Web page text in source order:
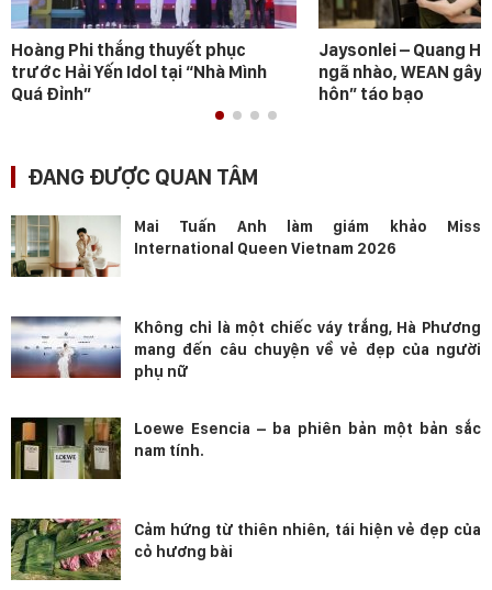
Hoàng Phi thắng thuyết phục
trước Hải Yến Idol tại “Nhà Mình
Quá Đỉnh”
Jaysonlei – Quang
ngã nhào, WEAN gây
hôn” táo bạo
ĐANG ĐƯỢC QUAN TÂM
Mai Tuấn Anh làm giám khảo Miss
International Queen Vietnam 2026
Không chỉ là một chiếc váy trắng, Hà Phương
mang đến câu chuyện về vẻ đẹp của người
phụ nữ
Loewe Esencia – ba phiên bản một bản sắc
nam tính.
Cảm hứng từ thiên nhiên, tái hiện vẻ đẹp của
cỏ hương bài